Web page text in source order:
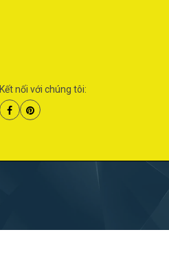
Kết nối với chúng tôi: